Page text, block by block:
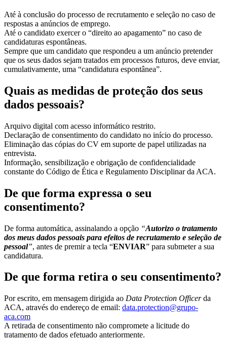
Até à conclusão do processo de recrutamento e seleção no caso de
respostas a anúncios de emprego.
Até o candidato exercer o “direito ao apagamento” no caso de
candidaturas espontâneas.
Sempre que um candidato que respondeu a um anúncio pretender
que os seus dados sejam tratados em processos futuros, deve enviar,
cumulativamente, uma “candidatura espontânea”.
Quais as medidas de proteção dos seus
dados pessoais?
Arquivo digital com acesso informático restrito.
Declaração de consentimento do candidato no início do processo.
Eliminação das cópias do CV em suporte de papel utilizadas na
entrevista.
Informação, sensibilização e obrigação de confidencialidade
constante do Código de Ética e Regulamento Disciplinar da ACA.
De que forma expressa o seu
consentimento?
De forma automática, assinalando a opção “Autorizo o tratamento
dos meus dados pessoais para efeitos de recrutamento e seleção de
pessoal”, antes de premir a tecla “ENVIAR” para submeter a sua
candidatura.
De que forma retira o seu consentimento?
Por escrito, em mensagem dirigida ao Data Protection Officerda
ACA, através do endereço de email: data.protection@grupo-
aca.com
A retirada de consentimento não compromete a licitude do
tratamento de dados efetuado anteriormente.